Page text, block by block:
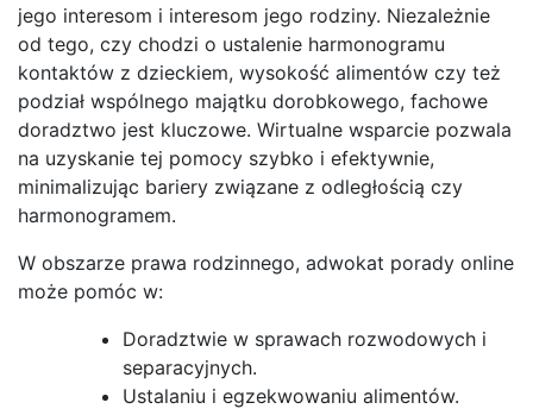
jego interesom i interesom jego rodziny. Niezależnie
od tego, czy chodzi o ustalenie harmonogramu
kontaktów z dzieckiem, wysokość alimentów czy też
podział wspólnego majątku dorobkowego, fachowe
doradztwo jest kluczowe. Wirtualne wsparcie pozwala
na uzyskanie tej pomocy szybko i efektywnie,
minimalizując bariery związane z odległością czy
harmonogramem.
W obszarze prawa rodzinnego, adwokat porady online
może pomóc w:
Doradztwie w sprawach rozwodowych i
separacyjnych.
Ustalaniu i egzekwowaniu alimentów.